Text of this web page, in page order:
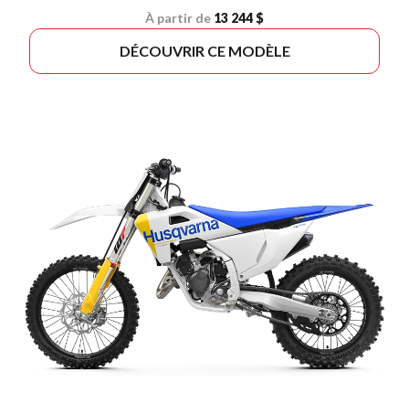
À partir de 13 244 $
DÉCOUVRIR CE MODÈLE